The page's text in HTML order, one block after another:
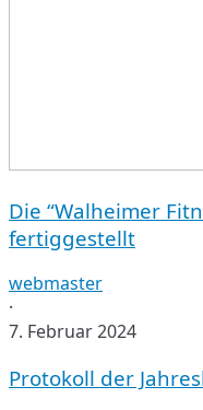
Die “Walheimer
fertiggestellt
webmaster
·
7. Februar 2024
Protokoll
Protokoll der